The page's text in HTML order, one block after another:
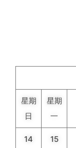
星期
日
星期
一
14 15